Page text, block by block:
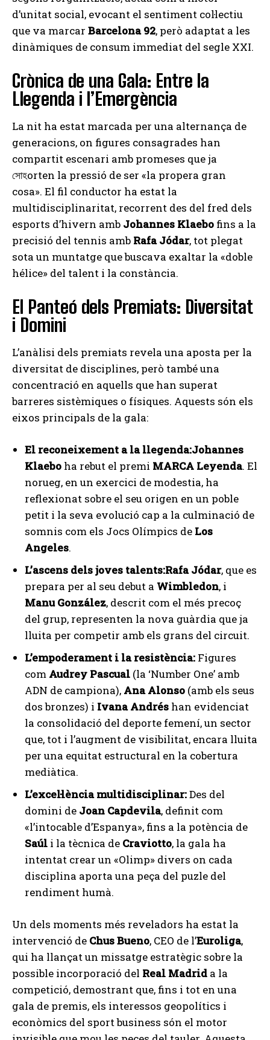
d’unitat social, evocant el sentiment col·lectiu
que va marcar Barcelona 92, però adaptat a les
dinàmiques de consum immediat del segle XXI.
Crònica de una Gala: Entre la
Llegenda i l’Emergència
La nit ha estat marcada per una alternança de
generacions, on figures consagrades han
compartit escenari amb promeses que ja
সোহorten la pressió de ser «la propera gran
cosa». El fil conductor ha estat la
multidisciplinaritat, recorrent des del fred dels
esports d’hivern amb Johannes Klaebo fins a la
precisió del tennis amb Rafa Jódar, tot plegat
sota un muntatge que buscava exaltar la «doble
hélice» del talent i la constància.
El Panteó dels Premiats: Diversitat
i Domini
L’anàlisi dels premiats revela una aposta per la
diversitat de disciplines, però també una
concentració en aquells que han superat
barreres sistèmiques o físiques. Aquests són els
eixos principals de la gala:
El reconeixement a la llegenda:Johannes
Klaebo ha rebut el premi MARCA Leyenda. El
norueg, en un exercici de modestia, ha
reflexionat sobre el seu origen en un poble
petit i la seva evolució cap a la culminació de
somnis com els Jocs Olímpics de Los
Angeles.
L’ascens dels joves talents:Rafa Jódar, que es
prepara per al seu debut a Wimbledon, i
Manu González, descrit com el més precoç
del grup, representen la nova guàrdia que ja
lluita per competir amb els grans del circuit.
L’empoderament i la resistència: Figures
com Audrey Pascual (la ‘Number One’ amb
ADN de campiona), Ana Alonso (amb els seus
dos bronzes) i Ivana Andrés han evidenciat
la consolidació del deporte femení, un sector
que, tot i l’augment de visibilitat, encara lluita
per una equitat estructural en la cobertura
mediàtica.
L’excel·lència multidisciplinar:Des del
domini de Joan Capdevila, definit com
«l’intocable d’Espanya», fins a la potència de
Saúl i la tècnica de Craviotto, la gala ha
intentat crear un «Olimp» divers on cada
disciplina aporta una peça del puzle del
rendiment humà.
Un dels moments més reveladors ha estat la
intervenció de Chus Bueno, CEO de l’Euroliga,
qui ha llançat un missatge estratègic sobre la
possible incorporació del Real Madrid a la
competició, demostrant que, fins i tot en una
gala de premis, els interessos geopolítics i
econòmics del sport business són el motor